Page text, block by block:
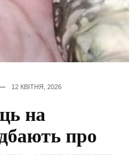
12 КВІТНЯ, 2026
на
про